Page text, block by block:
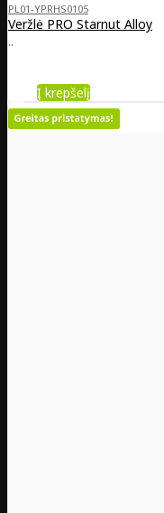
PL01-YPRHS0105
Veržlė PRO Starnut Alloy
..
Į krepšelį